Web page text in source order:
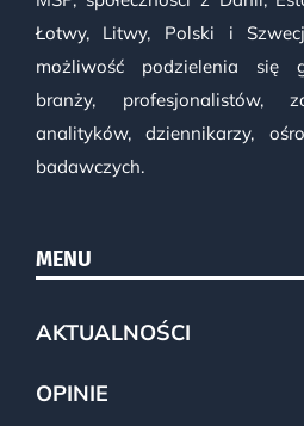
Łotwy, Litwy, Polski i
możliwość podzielenia się
branży, profesjonalistów,
analityków, dziennikarzy,
badawczych.
MENU
AKTUALNOŚCI
OPINIE